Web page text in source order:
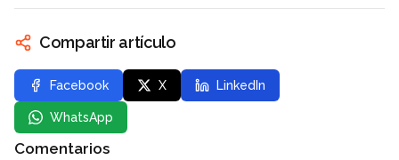
Compartir artículo
Facebook X LinkedIn
WhatsApp
Comentarios